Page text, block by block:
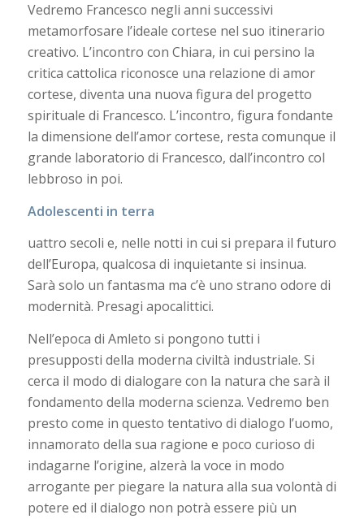
Vedremo Francesco negli anni successivi
metamorfosare l’ideale cortese nel suo itinerario
creativo. L’incontro con Chiara, in cui persino la
critica cattolica riconosce una relazione di amor
cortese, diventa una nuova figura del progetto
spirituale di Francesco. L’incontro, figura fondante
la dimensione dell’amor cortese, resta comunque il
grande laboratorio di Francesco, dall’incontro col
lebbroso in poi.
Adolescenti in terra
uattro secoli e, nelle notti in cui si prepara il futuro
dell’Europa, qualcosa di inquietante si insinua.
Sarà solo un fantasma ma c’è uno strano odore di
modernità. Presagi apocalittici.
Nell’epoca di Amleto si pongono tutti i
presupposti della moderna civiltà industriale. Si
cerca il modo di dialogare con la natura che sarà il
fondamento della moderna scienza. Vedremo ben
presto come in questo tentativo di dialogo l’uomo,
innamorato della sua ragione e poco curioso di
indagarne l’origine, alzerà la voce in modo
arrogante per piegare la natura alla sua volontà di
potere ed il dialogo non potrà essere più un